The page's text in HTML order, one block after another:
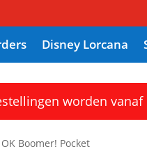
Disney Lorcana
worden
Boomer! Pocket